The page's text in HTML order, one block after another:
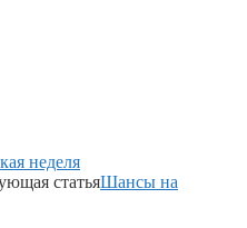
неделя
статьяШансы на